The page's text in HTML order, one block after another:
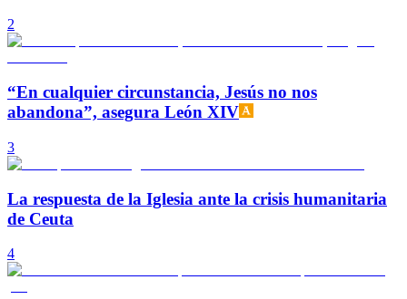
2
“En cualquier circunstancia, Jesús no nos
abandona”, asegura León XIV
3
La respuesta de la Iglesia ante la crisis humanitaria
de Ceuta
4